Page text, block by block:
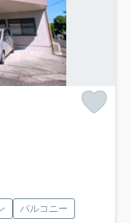
バルコニー